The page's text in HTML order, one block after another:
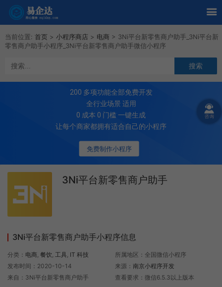
当前位置: 首页 > 小程序商店 > 电商 > 3Ni平台新零售商户助手_3Ni平台新
零售商户助手小程序_3Ni平台新零售商户助手微信小程序
免费制作小程序
200 多项功能全部免费开发
全行业场景 适用
0 成本 0 门槛 一键生成
让每个商家都拥有适合自己的小程序
3Ni平台新零售商户助手
3Ni平台新零售商户助手小程序信息
分类： 电商, 餐饮, 工具, IT 科技
发布时间：2020-10-14
来自：3Ni平台新零售商户助手
所属地区：全国微信小程序
来源： 南京小程序开发
查看要求：微信6.5.3以上版本